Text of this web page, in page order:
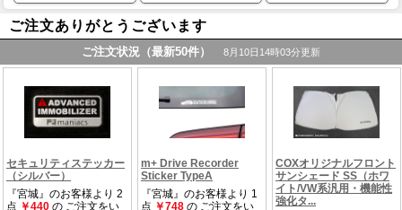
ご注文ありがとうございます